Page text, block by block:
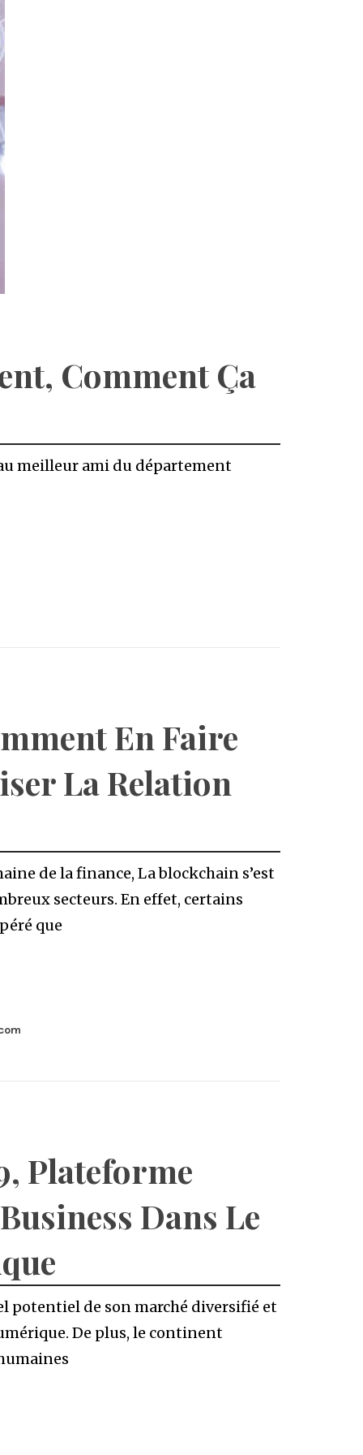
Comment Ça
meilleur ami du département
En Faire
La Relation
de la finance, La blockchain s’est
secteurs. En effet, certains
que
Plateforme
Dans Le
potentiel de son marché diversifié et
De plus, le continent